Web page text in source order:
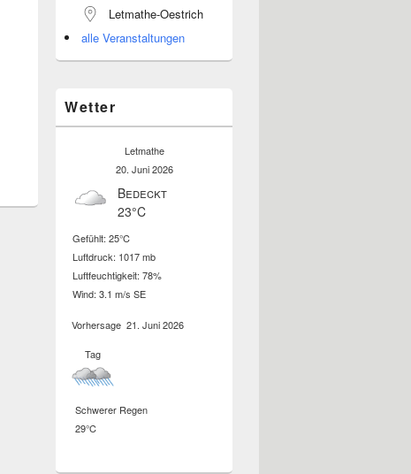
Letmathe-Oestrich
alle Veranstaltungen
Wetter
Letmathe
20. Juni 2026
Bedeckt
23°C
Gefühlt: 25°C
Luftdruck: 1017 mb
Luftfeuchtigkeit: 78%
Wind: 3.1 m/s SE
Vorhersage 21. Juni 2026
Tag
Schwerer Regen
29°C